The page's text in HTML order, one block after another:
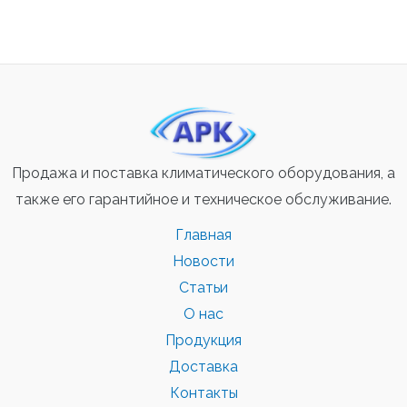
Продажа и поставка климатического оборудования, а
также его гарантийное и техническое обслуживание.
Главная
Новости
Статьи
О нас
Продукция
Доставка
Контакты